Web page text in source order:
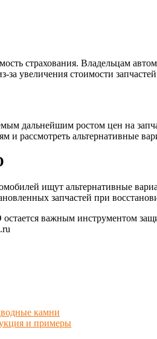
страхования. Владельцам
за увеличения стоимости
дальнейшим ростом цен на
рассмотреть альтернативные
ищут альтернативные
запчастей при
важным инструментом
камни
и примеры